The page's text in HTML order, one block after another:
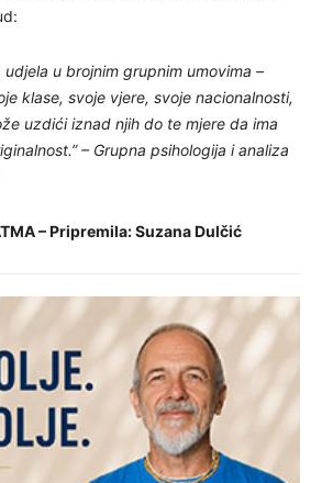
udjela u brojnim grupnim umovima –
klase, svoje vjere, svoje nacionalnosti,
uzdići iznad njih do te mjere da ima
– Grupna psihologija i analiza
– Pripremila: Suzana Dulčić